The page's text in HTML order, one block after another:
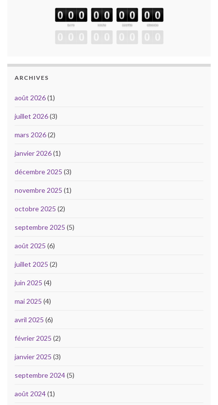
ARCHIVES
août 2026(1)
juillet 2026(3)
mars 2026(2)
janvier 2026(1)
décembre 2025 (3)
novembre 2025 (1)
octobre 2025 (2)
septembre 2025 (5)
août 2025 (6)
juillet 2025 (2)
juin 2025 (4)
mai 2025 (4)
avril 2025 (6)
février 2025 (2)
janvier 2025 (3)
septembre 2024(5)
août 2024(1)